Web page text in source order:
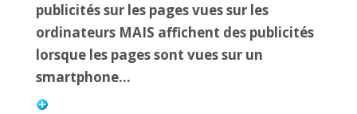
publicités sur les pages vues sur les
ordinateurs MAIS affichent des publicités
lorsque les pages sont vues sur un
smartphone…